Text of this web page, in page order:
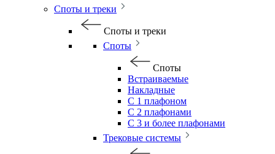
Споты и треки
Споты и треки
Споты
Споты
Встраиваемые
Накладные
С 1 плафоном
С 2 плафонами
С 3 и более плафонами
Трековые системы